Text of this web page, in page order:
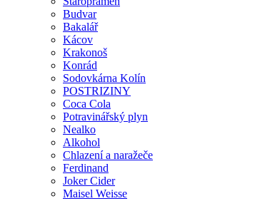
Budvar
Bakalář
Kácov
Krakonoš
Konrád
Sodovkárna Kolín
POSTRIZINY
Coca Cola
Potravinářský plyn
Nealko
Alkohol
Chlazení a naražeče
Ferdinand
Joker Cider
Maisel Weisse